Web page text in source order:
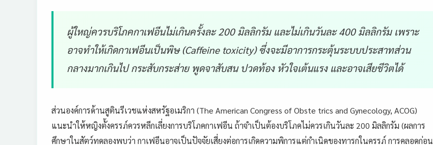
ผู้ใหญ่ควรบริโภคกาเฟอีนไม่เกินครั้งละ 200 มิลลิกรัม และไม่เกินวันละ400 มิลลิกรัม เพราะ
อาจทำให้เกิดกาเฟอีนเป็นพิษ (Caffeine toxicity) ซึ่งจะมีอาการกระตุ้นระบบประสาทส่วน
กลางมากเกินไป กระสับกระส่าย พูดจาสับสน ปวดท้อง หัวใจเต้นแรง และอาจเสียชีวิตได้
ส่วนองค์การด้านสูตินรีเวชแห่งสหรัฐอเมริกา (The American Congress of Obste trics and Gynecology, ACOG)
แนะนำให้หญิงตั้งครรภ์ควรหลีกเลี่ยงการบริโภคกาเฟอีน ถ้าจำเป็นต้องบริโภคไม่ควรเกินวันละ 200 มิลลิกรัม (ผลการ
ศึกษาในสัตว์ทดลองพบว่า กาเฟอีนอาจเป็นปัจจัยเสี่ยงต่อการเกิดความพิการแต่กำเนิดของทารกในครรภ์ การคลอดก่อน